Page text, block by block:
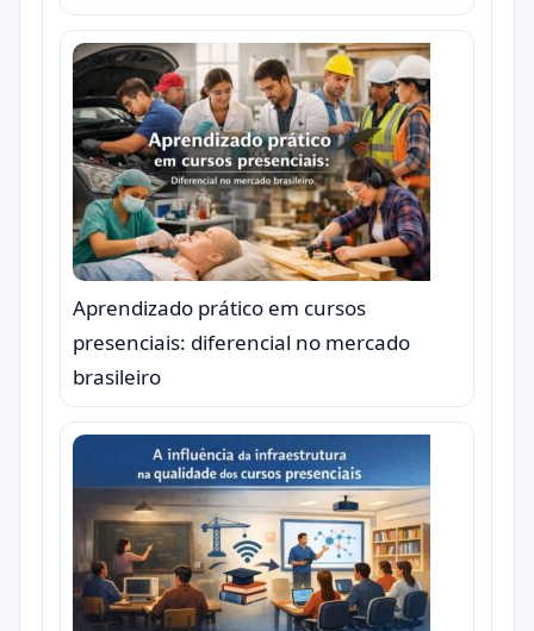
Aprendizado prático em cursos
presenciais: diferencial no mercado
brasileiro